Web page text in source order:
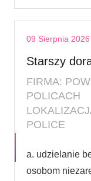
09 Sierpnia 2026
Starszy
FIRMA:
POLICACH
POLICE
a. udzielanie
osobom